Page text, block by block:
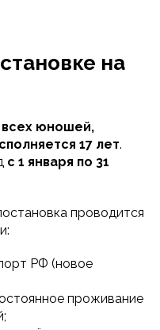
на
всех юношей,
17 лет.
с 1 января по 31
проводится
РФ (новое
проживание